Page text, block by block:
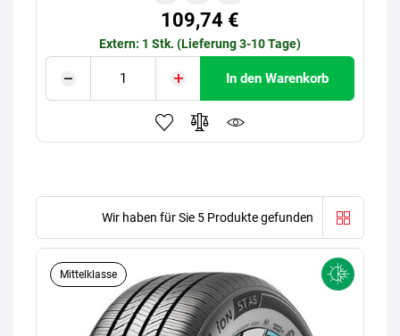
109,74 €
Extern: 1 Stk. (Lieferung 3-10 Tage)
In den Warenkorb
Wir haben für Sie 5 Produkte gefunden
Mittelklasse